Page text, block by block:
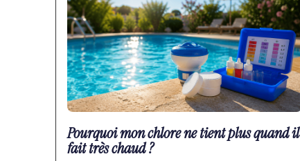
Pourquoi mon chlore ne tient plus quand il
fait très chaud ?